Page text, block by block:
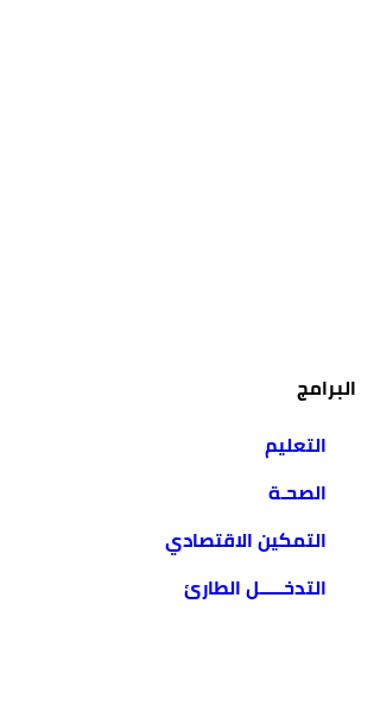
البرامج
التعليم
الصحـة
التمكين الاقتصادي
التدخـــــل الطارئ